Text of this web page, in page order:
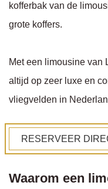
kofferbak van de
grote koffers.
Met een limousine van
altijd op zeer luxe en
vliegvelden in
RESERVEER
Waarom een